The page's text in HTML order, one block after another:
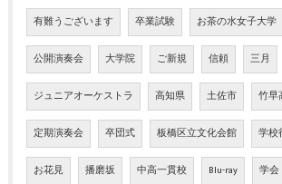
有難うございます 卒業試験 お茶の水女子大学
公開演奏会 大学院 ご新規 信頼 三月
ジュニアオーケストラ 高知県 土佐市 竹早
定期演奏会 卒団式 板橋区立文化会館 学校
お花見 播磨坂 中高一貫校 Blu-ray 学会